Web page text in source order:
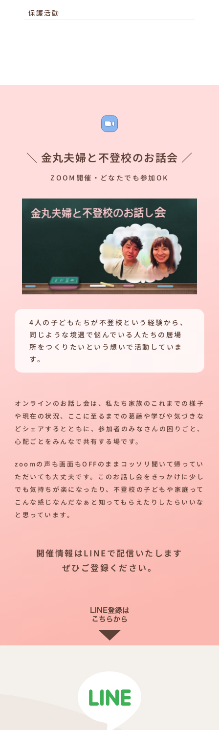
保護活動
＼ 金丸夫婦と不登校のお話会 ／
ZOOM開催・どなたでも参加OK
4人の子どもたちが不登校という経験から、
同じような境遇で悩んでいる人たちの居場
所をつくりたいという想いで活動していま
す。
オンラインのお話し会は、私たち家族のこれまでの様子
や現在の状況、ここに至るまでの葛藤や学びや気づきな
どシェアするとともに、参加者のみなさんの困りごと、
心配ごとをみんなで共有する場です。
zoomの声も画面もOFFのままコッソリ聞いて帰ってい
ただいても大丈夫です。このお話し会をきっかけに少し
でも気持ちが楽になったり、不登校の子どもや家庭って
こんな感じなんだなぁと知ってもらえたりしたらいいな
と思っています。
開催情報はLINEで配信いたします
ぜひご登録ください。